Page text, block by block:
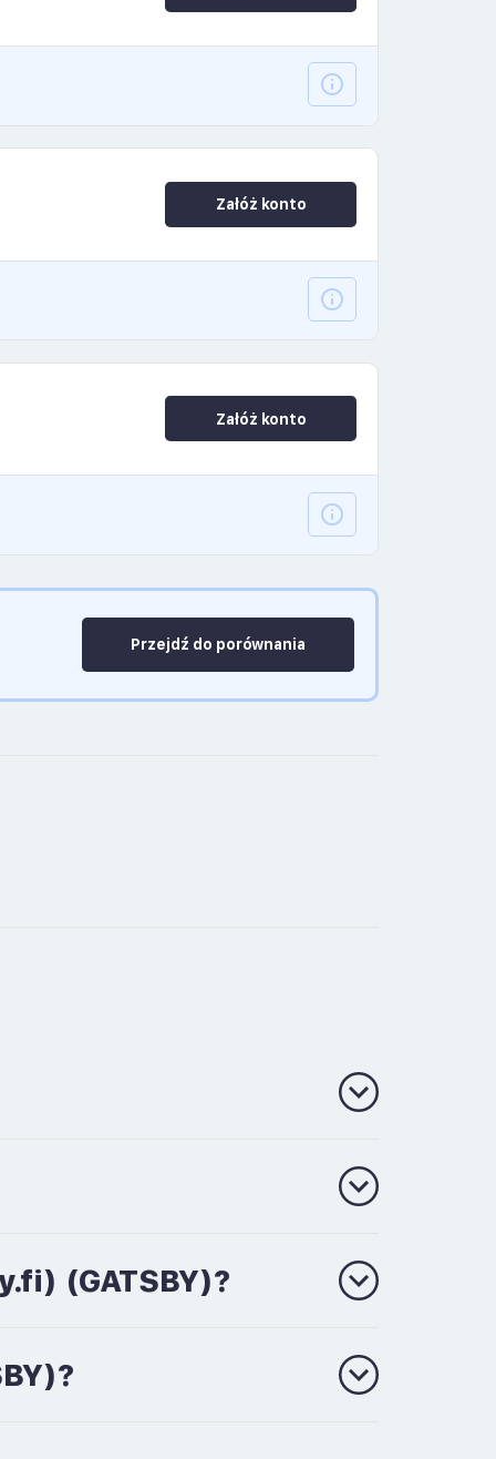
Załóż konto
Załóż konto
Przejdź do porównania
(GATSBY)?